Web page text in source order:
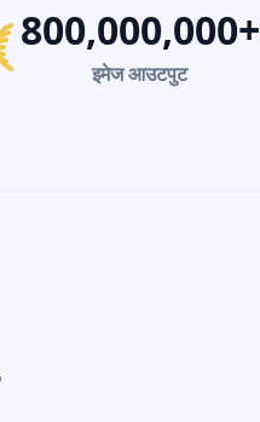
800,000,000+
इमेज आउटपुट